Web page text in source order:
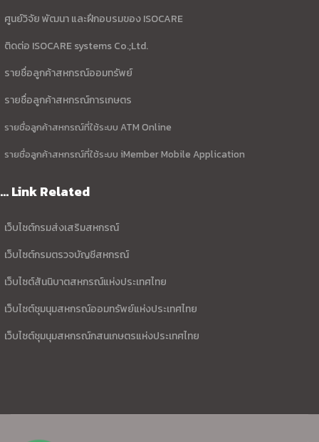
ศูนย์วิจัย พัฒนา และฝึกอบรมของ ISOCARE
ติดต่อ ISOCARE systems Co.;Ltd.
รายชื่อลูกค้าสหกรณ์ออมทรัพย์
รายชื่อลูกค้าสหกรณ์การเกษตร
รายชื่อลูกค้าสหกรณ์ที่ใช้ระบบ ATM Online
รายชื่อลูกค้าสหกรณ์ที่ใช้ระบบ iMember Mobile Application
... Link Related
เว็บไซต์กรมส่งเสริมสหกรณ์
เว็บไซต์กรมตรวจบัญชีสหกรณ์
เว็บไซต์สันนิบาตสหกรณ์แห่งประเทศไทย
เว็บไซต์ชุมนุมสหกรณ์ออมทรัพย์แห่งประเทศไทย
เว็บไซต์ชุมนุมสหกรณ์กสนเกษตรแห่งประเทศไทย